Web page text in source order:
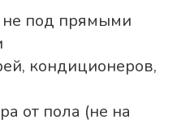
не под прямыми
кондиционеров,
от пола (не на